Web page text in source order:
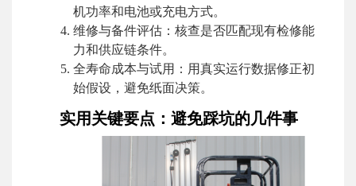
机功率和电池或充电方式。
维修与备件评估：核查是否匹配现有检修能
力和供应链条件。
全寿命成本与试用：用真实运行数据修正初
始假设，避免纸面决策。
实用关键要点：避免踩坑的几件事